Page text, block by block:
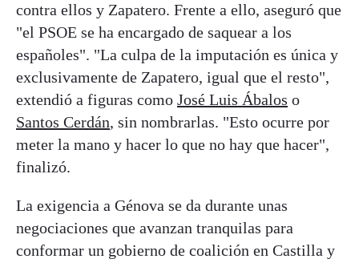
contra ellos y Zapatero. Frente a ello, aseguró que
"el PSOE se ha encargado de saquear a los
españoles". "La culpa de la imputación es única y
exclusivamente de Zapatero, igual que el resto",
extendió a figuras como José Luis Ábalos o
Santos Cerdán, sin nombrarlas. "Esto ocurre por
meter la mano y hacer lo que no hay que hacer",
finalizó.
La exigencia a Génova se da durante unas
negociaciones que avanzan tranquilas para
conformar un gobierno de coalición en Castilla y